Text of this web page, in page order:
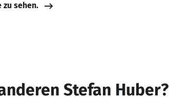
zu sehen.
Stefan Huber?